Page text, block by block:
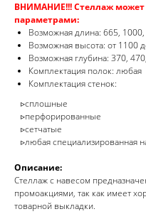
ВНИМАНИЕ!!! Стеллаж может
параметрами:
Возможная длина: 665,
Возможная высота: от 1100
Возможная глубина: 370,
Комплектация полок: любая
Комплектация стенок:
▹сплошные
▹перфорированные
▹сетчатые
▹любая специализированная
Описание:
Стеллаж с навесом
промоакциями, так как имеет
товарной выкладки.